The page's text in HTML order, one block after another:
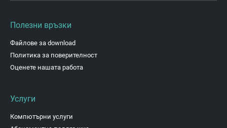
Полезни връзки
Файлове за download
Политика за поверителност
Оценете нашата работа
Услуги
Компютърни услуги